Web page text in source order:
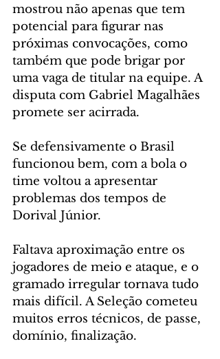
mostrou não apenas que tem
potencial para figurar nas
próximas convocações, como
também que pode brigar por
uma vaga de titular na equipe. A
disputa com Gabriel Magalhães
promete ser acirrada.
Se defensivamente o Brasil
funcionou bem, com a bola o
time voltou a apresentar
problemas dos tempos de
Dorival Júnior.
Faltava aproximação entre os
jogadores de meio e ataque, e o
gramado irregular tornava tudo
mais difícil. A Seleção cometeu
muitos erros técnicos, de passe,
domínio, finalização.